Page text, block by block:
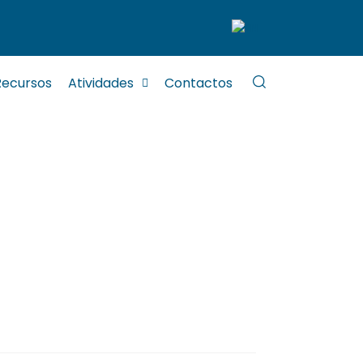
Atividades Contactos